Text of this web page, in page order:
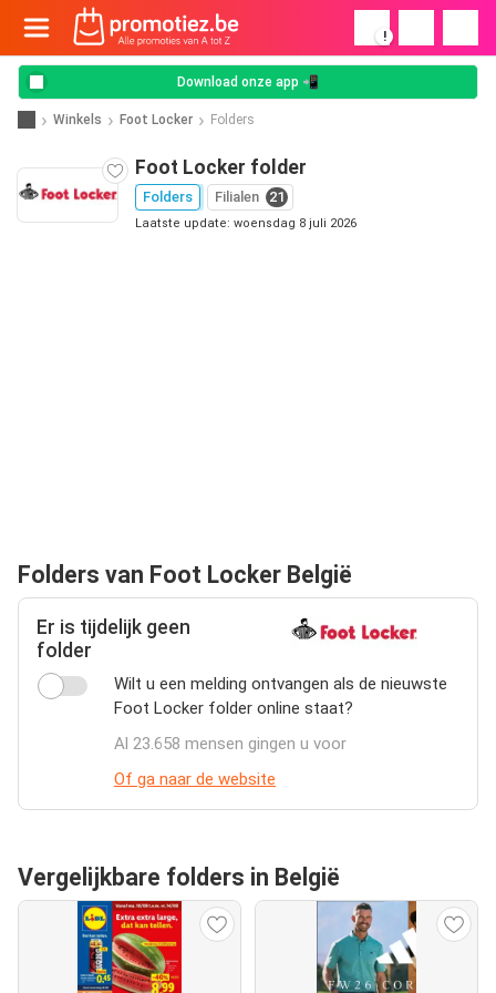
!
Download onze app 📲
Winkels Foot Locker Folders
Foot Locker folder
Folders Filialen 21
Laatste update: woensdag 8 juli 2026
Folders van Foot Locker België
Er is tijdelijk geen
folder
Wilt u een melding ontvangen als de nieuwste
Foot Locker folder online staat?
Al 23.658 mensen gingen u voor
Of ga naar de website
Vergelijkbare folders in België